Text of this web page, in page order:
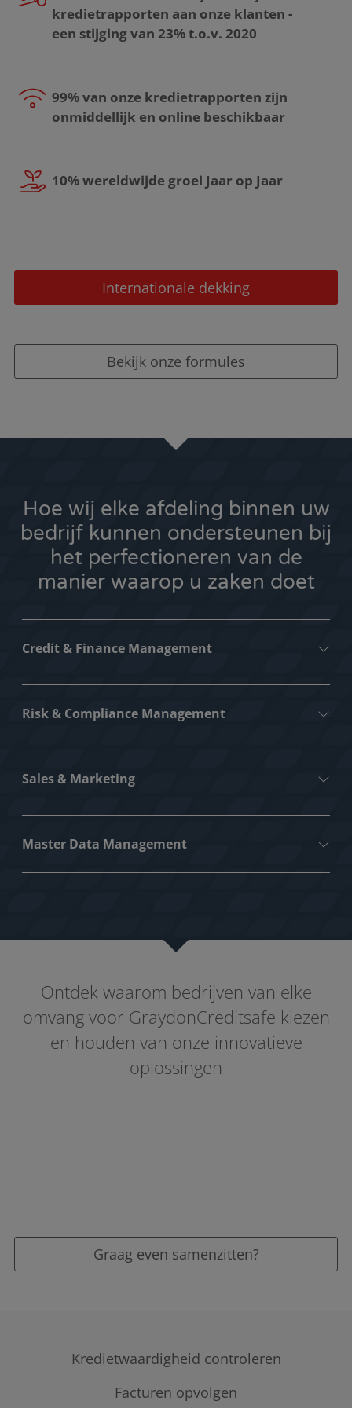
kredietrapporten aan onze klanten -
een stijging van 23% t.o.v. 2020
99% van onze kredietrapporten zijn
onmiddellijk en online beschikbaar
10% wereldwijde groei Jaar op Jaar
Internationale dekking
Bekijk onze formules
Hoe wij elke afdeling binnen uw
bedrijf kunnen ondersteunen bij
het perfectioneren van de
manier waarop u zaken doet
Credit & Finance Management
Risk & Compliance Management
Sales & Marketing
Master Data Management
Ontdek waarom bedrijven van elke
omvang voor GraydonCreditsafe kiezen
en houden van onze innovatieve
oplossingen
Graag even samenzitten?
Kredietwaardigheid controleren
Kredietrapporten
Facturen opvolgen